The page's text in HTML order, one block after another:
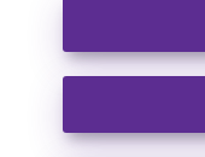
Deze website is
Koning Albert II-laan